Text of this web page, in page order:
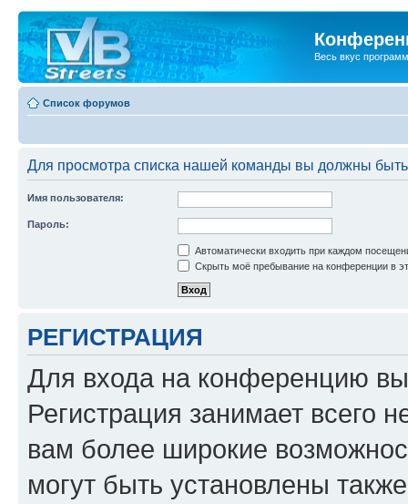
Весь вкус
Список форумов
Для просмотра списка нашей команды вы должны
Имя пользователя:
Пароль:
Автоматически входить при каждом
Скрыть моё пребывание на конференции в
РЕГИСТРАЦИЯ
Для входа на конференцию
Регистрация занимает всего
вам более широкие
могут быть установлены